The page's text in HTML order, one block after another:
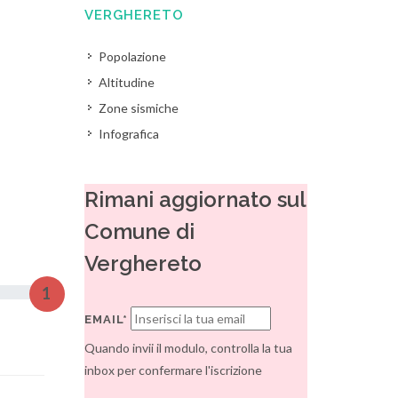
1
VERGHERETO
Popolazione
Altitudine
Zone sismiche
Infografica
Rimani aggiornato sul
Comune di
Verghereto
EMAIL*
Quando invii il modulo, controlla la tua
inbox per confermare l'iscrizione